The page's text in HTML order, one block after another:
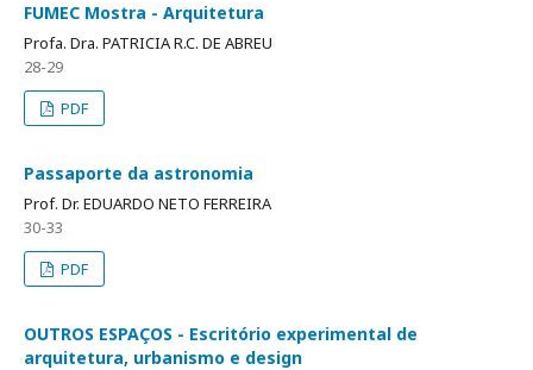
FUMEC Mostra - Arquitetura
Profa. Dra. PATRICIA R.C. DE ABREU
28-29
PDF
Passaporte da astronomia
Prof. Dr. EDUARDO NETO FERREIRA
30-33
PDF
OUTROS ESPAÇOS - Escritório experimental de
arquitetura, urbanismo e design